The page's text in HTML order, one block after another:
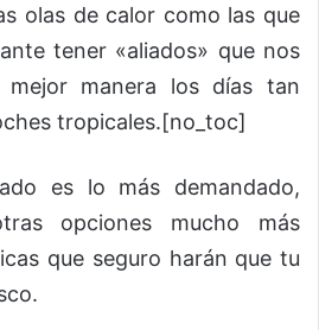
olas de calor como las que
tener «aliados» que nos
mejor manera los días tan
tropicales.[no_toc]
es lo más demandado,
opciones mucho más
que seguro harán que tu